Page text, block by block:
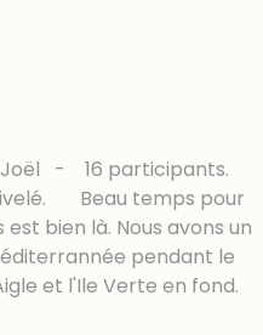
Joël - 16 participants.
Beau temps pour
bien là. Nous avons un
pendant le
et l'Ile Verte en fond.